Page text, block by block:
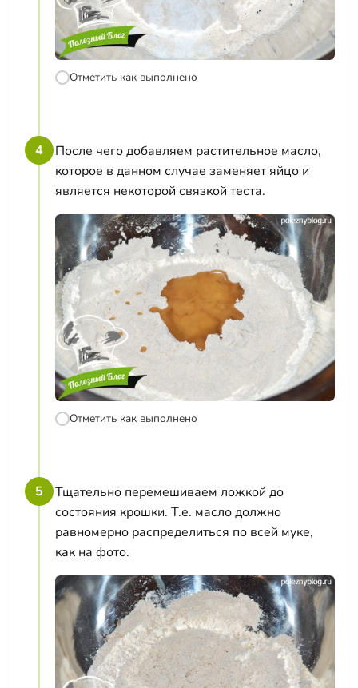
Отметить как выполнено
4
После чего добавляем растительное масло,
которое в данном случае заменяет яйцо и
является некоторой связкой теста.
Отметить как выполнено
5
Тщательно перемешиваем ложкой до
состояния крошки. Т.е. масло должно
равномерно распределиться по всей муке,
как на фото.